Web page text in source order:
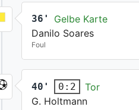
36'
Gelbe Karte
Danilo Soares
Foul
40' 0:2
Tor
G. Holtmann